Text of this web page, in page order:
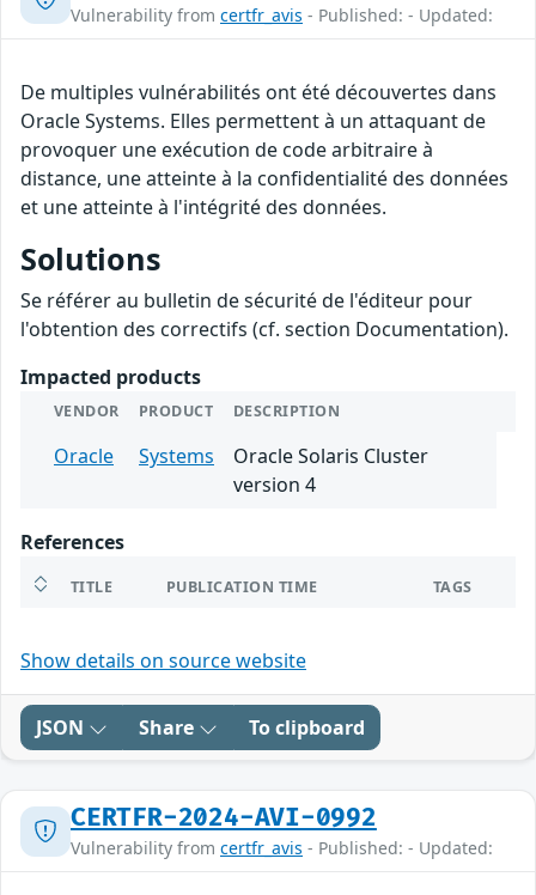
Vulnerability from certfr_avis - Published: - Updated:
De multiples vulnérabilités ont été découvertes dans
Oracle Systems. Elles permettent à un attaquant de
provoquer une exécution de code arbitraire à
distance, une atteinte à la confidentialité des données
et une atteinte à l'intégrité des données.
Solutions
Se référer au bulletin de sécurité de l'éditeur pour
l'obtention des correctifs (cf. section Documentation).
Impacted products
VENDOR PRODUCT DESCRIPTION
Oracle Systems
Oracle Solaris Cluster
version 4
References
TITLE PUBLICATION TIME TAGS
Show details on source website
JSON Share To clipboard
CERTFR-2024-AVI-0992
Vulnerability from certfr_avis - Published: - Updated: